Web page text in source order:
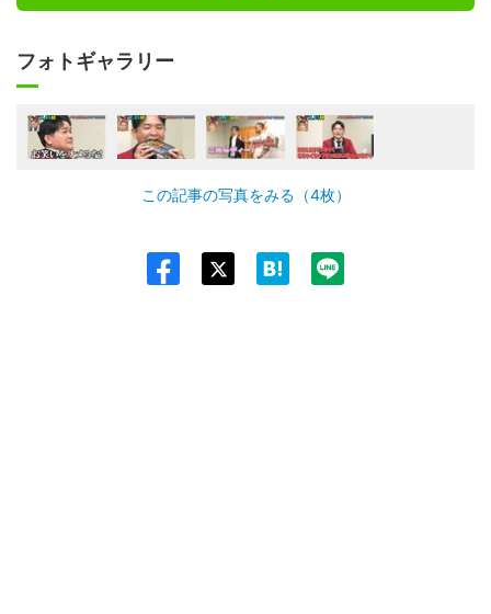
フォトギャラリー
この記事の写真をみる（4枚）